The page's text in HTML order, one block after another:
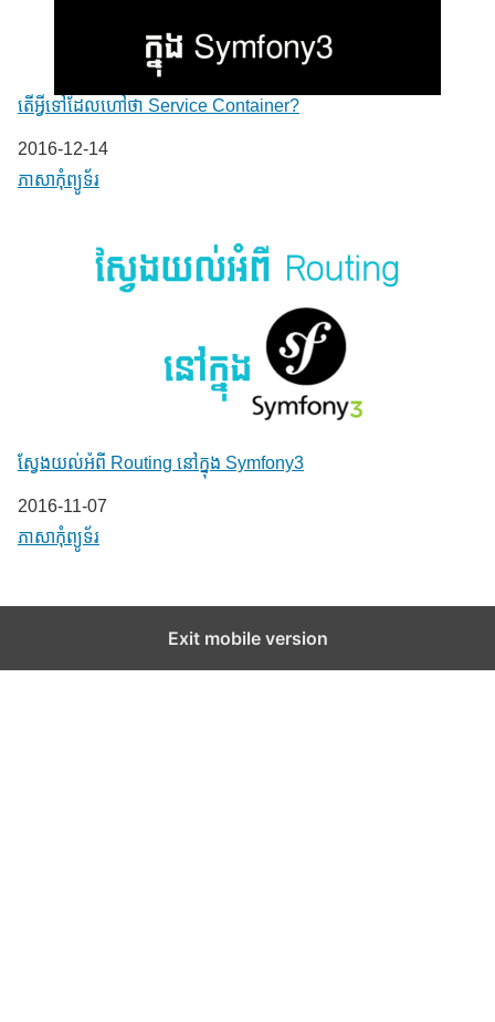
តើអ្វីទៅដែលហៅថា Service Container?
Date
2016-12-14
In relation to
ភាសា​កុំព្យូទ័រ
ស្វែងយល់អំពី Routing នៅក្នុង Symfony3
Date
2016-11-07
In relation to
ភាសា​កុំព្យូទ័រ
Exit mobile version